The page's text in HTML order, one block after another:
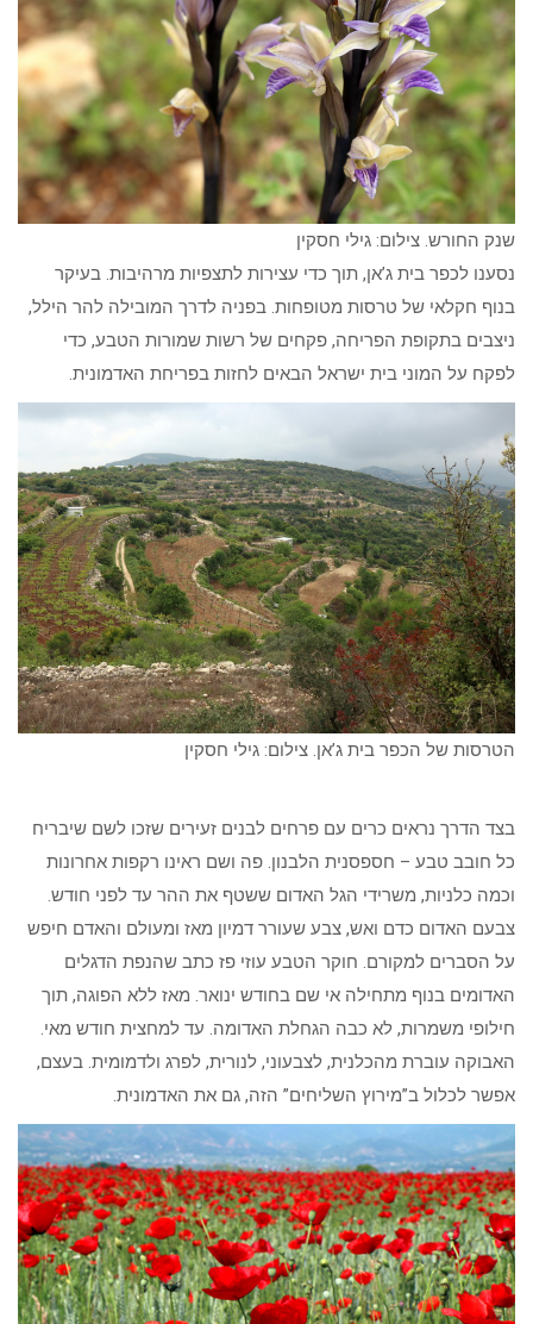
שנק החורש. צילום: גילי חסקין
נסענו לכפר בית ג’אן, תוך כדי עצירות לתצפיות מרהיבות. בעיקר
בנוף חקלאי של טרסות מטופחות. בפניה לדרך המובילה להר הילל,
ניצבים בתקופת הפריחה, פקחים של רשות שמורות הטבע, כדי
לפקח על המוני בית ישראל הבאים לחזות בפריחת האדמונית.
הטרסות של הכפר בית ג’אן. צילום: גילי חסקין
בצד הדרך נראים כרים עם פרחים לבנים זעירים שזכו לשם שיבריח
כל חובב טבע – חספסנית הלבנון. פה ושם ראינו רקפות אחרונות
וכמה כלניות, משרידי הגל האדום ששטף את ההר עד לפני חודש.
צבעם האדום כדם ואש, צבע שעורר דמיון מאז ומעולם והאדם חיפש
על הסברים למקורם. חוקר הטבע עוזי פז כתב שהנפת הדגלים
האדומים בנוף מתחילה אי שם בחודש ינואר. מאז ללא הפוגה, תוך
חילופי משמרות, לא כבה הגחלת האדומה. עד למחצית חודש מאי.
האבוקה עוברת מהכלנית, לצבעוני, לנורית, לפרג ולדמומית. בעצם,
אפשר לכלול ב”מירוץ השליחים” הזה, גם את האדמונית.